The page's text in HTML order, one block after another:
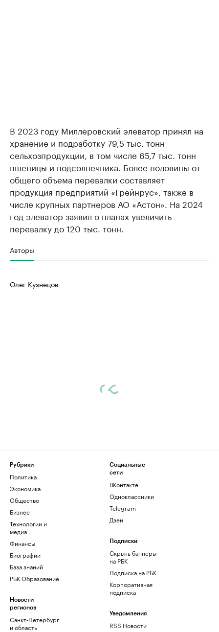
В 2023 году Миллеровский элеватор принял на
хранение и подработку 79,5 тыс. тонн
сельхозпродукции, в том числе 65,7 тыс. тонн
пшеницы и подсолнечника. Более половины от
общего объема перевалки составляет
продукция предприятий «Грейнрус», также в
числе крупных партнеров АО «Астон». На 2024
год элеватор заявил о планах увеличить
перевалку до 120 тыс. тонн.
Авторы
Олег Кузнецов
Рубрики
Политика
Экономика
Общество
Бизнес
Технологии и
медиа
Финансы
Биографии
База знаний
РБК Образование
Новости
регионов
Санкт-Петербург
и область
Социальные
сети
ВКонтакте
Одноклассники
Telegram
Дзен
Подписки
Скрыть баннеры
на РБК
Подписка на РБК
Корпоративная
подписка
Уведомления
RSS Новости